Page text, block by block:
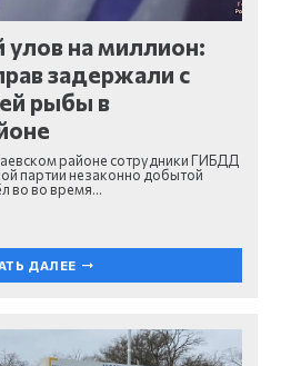
улов на миллион:
задержали с
рыбы в
районе сотрудники ГИБДД
партии незаконно добытой
во во время…
ДАЛЕЕ